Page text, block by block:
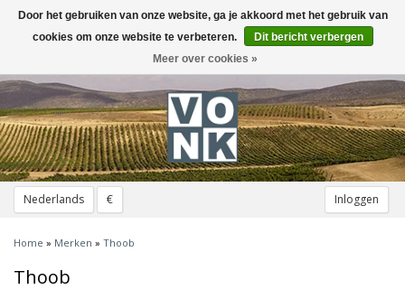
Nederlands € Inloggen
Toggle
navigation
Home » Merken » Thoob
Thoob
Door het gebruiken van onze website, ga je akkoord met het gebruik van
cookies om onze website te verbeteren.
Dit bericht verbergen
Meer over cookies »